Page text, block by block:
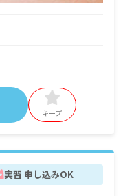
キープ
実習 申し込みOK